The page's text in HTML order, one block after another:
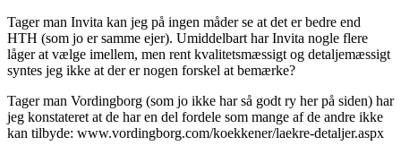
Tager man Invita kan jeg på ingen måder se at det er bedre end
HTH (som jo er samme ejer). Umiddelbart har Invita nogle flere
låger at vælge imellem, men rent kvalitetsmæssigt og detaljemæssigt
syntes jeg ikke at der er nogen forskel at bemærke?
Tager man Vordingborg (som jo ikke har så godt ry her på siden) har
jeg konstateret at de har en del fordele som mange af de andre ikke
kan tilbyde: www.vordingborg.com/koekkener/laekre-detaljer.aspx